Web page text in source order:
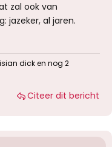
zal ook van
jazeker, al jaren.
dicken nog 2
Citeer dit bericht